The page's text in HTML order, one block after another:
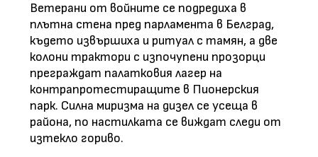
Ветерани от войните се подредиха в
плътна стена пред парламента в Белград,
където извършиха и ритуал с тамян, а две
колони трактори с изпочупени прозорци
преграждат палатковия лагер на
контрапротестиращите в Пионерския
парк. Силна миризма на дизел се усеща в
района, по настилката се виждат следи от
изтекло гориво.